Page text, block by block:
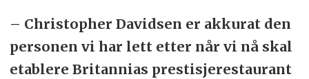
– Christopher Davidsen er akkurat den
personen vi har lett etter når vi nå skal
etablere Britannias prestisjerestaurant